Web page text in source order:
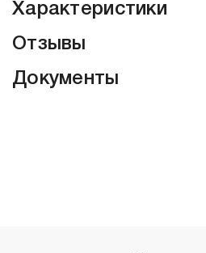
Характеристики
Отзывы
Документы